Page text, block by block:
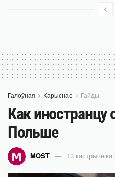
Галоўная Карыснае Гайды
Как
Польше
MOST 13